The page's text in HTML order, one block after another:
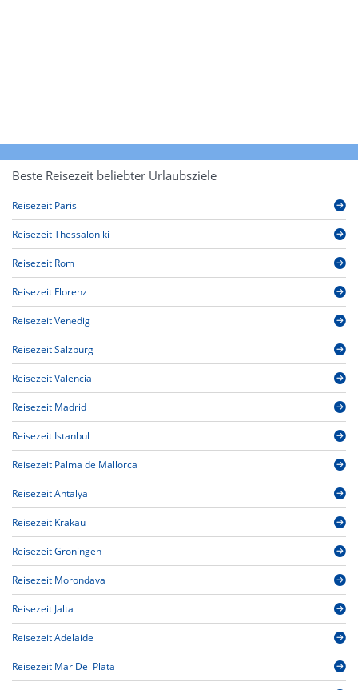
Beste Reisezeit beliebter Urlaubsziele
Reisezeit Paris
Reisezeit Thessaloniki
Reisezeit Rom
Reisezeit Florenz
Reisezeit Venedig
Reisezeit Salzburg
Reisezeit Valencia
Reisezeit Madrid
Reisezeit Istanbul
Reisezeit Palma de Mallorca
Reisezeit Antalya
Reisezeit Krakau
Reisezeit Groningen
Reisezeit Morondava
Reisezeit Jalta
Reisezeit Adelaide
Reisezeit Mar Del Plata